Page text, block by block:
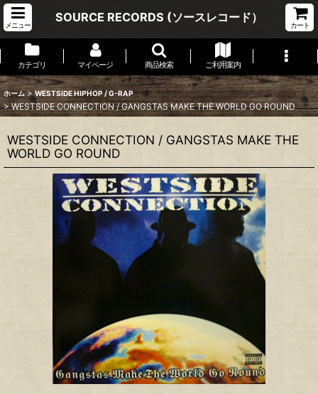
メニュー
SOURCE RECORDS (ソースレコード）
カート
カテゴリ マイページ 商品検索 ご利用案内
ホーム > WESTSIDE HIPHOP / G-RAP
> WESTSIDE CONNECTION ‎/ GANGSTAS MAKE THE WORLD GO ROUND
WESTSIDE CONNECTION ‎/ GANGSTAS MAKE THE
WORLD GO ROUND